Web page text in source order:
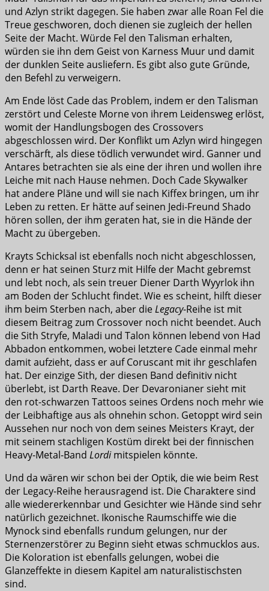
und Azlyn strikt dagegen. Sie haben zwar alle Roan Fel die
Treue geschworen, doch dienen sie zugleich der hellen
Seite der Macht. Würde Fel den Talisman erhalten,
würden sie ihn dem Geist von Karness Muur und damit
der dunklen Seite ausliefern. Es gibt also gute Gründe,
den Befehl zu verweigern.
Am Ende löst Cade das Problem, indem er den Talisman
zerstört und Celeste Morne von ihrem Leidensweg erlöst,
womit der Handlungsbogen des Crossovers
abgeschlossen wird. Der Konflikt um Azlyn wird hingegen
verschärft, als diese tödlich verwundet wird. Ganner und
Antares betrachten sie als eine der ihren und wollen ihre
Leiche mit nach Hause nehmen. Doch Cade Skywalker
hat andere Pläne und will sie nach Kiffex bringen, um ihr
Leben zu retten. Er hätte auf seinen Jedi-Freund Shado
hören sollen, der ihm geraten hat, sie in die Hände der
Macht zu übergeben.
Krayts Schicksal ist ebenfalls noch nicht abgeschlossen,
denn er hat seinen Sturz mit Hilfe der Macht gebremst
und lebt noch, als sein treuer Diener Darth Wyyrlok ihn
am Boden der Schlucht findet. Wie es scheint, hilft dieser
ihm beim Sterben nach, aber dieLegacy-Reihe ist mit
diesem Beitrag zum Crossover noch nicht beendet. Auch
die Sith Stryfe, Maladi und Talon können lebend von Had
Abbadon entkommen, wobei letztere Cade einmal mehr
damit aufzieht, dass er auf Coruscant mit ihr geschlafen
hat. Der einzige Sith, der diesen Band definitiv nicht
überlebt, ist Darth Reave. Der Devaronianer sieht mit
den rot-schwarzen Tattoos seines Ordens noch mehr wie
der Leibhaftige aus als ohnehin schon. Getoppt wird sein
Aussehen nur noch von dem seines Meisters Krayt, der
mit seinem stachligen Kostüm direkt bei der finnischen
Heavy-Metal-Band Lordimitspielen könnte.
Und da wären wir schon bei der Optik, die wie beim Rest
der Legacy-Reihe herausragend ist. Die Charaktere sind
alle wiedererkennbar und Gesichter wie Hände sind sehr
natürlich gezeichnet. Ikonische Raumschiffe wie die
Mynock sind ebenfalls rundum gelungen, nur der
Sternenzerstörer zu Beginn sieht etwas schmucklos aus.
Die Koloration ist ebenfalls gelungen, wobei die
Glanzeffekte in diesem Kapitel am naturalistischsten
sind.